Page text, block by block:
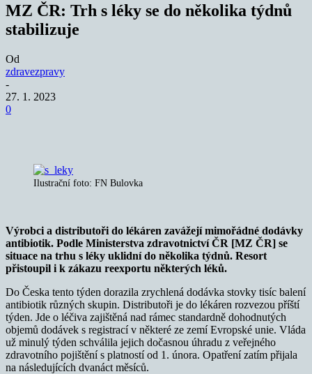
MZ ČR: Trh s léky se do několika týdnů
stabilizuje
Od
zdravezpravy
-
27. 1. 2023
0
Ilustrační foto: FN Bulovka
Výrobci a distributoři do lékáren zavážejí mimořádné dodávky
antibiotik. Podle Ministerstva zdravotnictví ČR [MZ ČR] se
situace na trhu s léky uklidní do několika týdnů. Resort
přistoupil i k zákazu reexportu některých léků.
Do Česka tento týden dorazila zrychlená dodávka stovky tisíc balení
antibiotik různých skupin. Distributoři je do lékáren rozvezou příští
týden. Jde o léčiva zajištěná nad rámec standardně dohodnutých
objemů dodávek s registrací v některé ze zemí Evropské unie. Vláda
už minulý týden schválila jejich dočasnou úhradu z veřejného
zdravotního pojištění s platností od 1. února. Opatření zatím přijala
na následujících dvanáct měsíců.